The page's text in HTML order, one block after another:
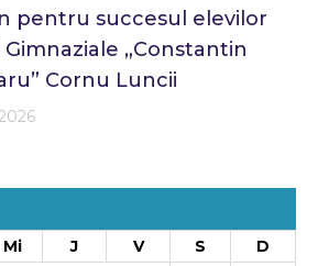
pentru succesul elevilor
Gimnaziale „Constantin
Cornu Luncii
Mi J V S
D